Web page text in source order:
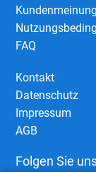
FAQ
Kontakt
Datenschutz
Impressum
AGB
Folgen Sie